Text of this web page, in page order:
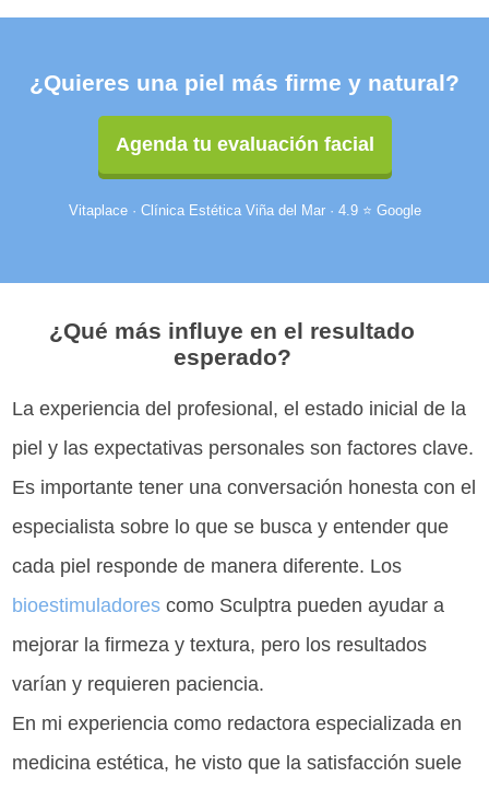
¿Quieres una piel más firme y natural?
Agenda tu evaluación facial
Vitaplace · Clínica Estética Viña del Mar · 4.9 ⭐ Google
¿Qué más influye en el resultado
esperado?
La experiencia del profesional, el estado inicial de la
piel y las expectativas personales son factores clave.
Es importante tener una conversación honesta con el
especialista sobre lo que se busca y entender que
cada piel responde de manera diferente. Los
bioestimuladores como Sculptra pueden ayudar a
mejorar la firmeza y textura, pero los resultados
varían y requieren paciencia.
En mi experiencia como redactora especializada en
medicina estética, he visto que la satisfacción suele